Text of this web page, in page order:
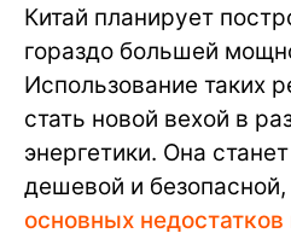
Китай планирует
гораздо большей
Использование таких
стать новой вехой в
энергетики. Она
дешевой и
основных